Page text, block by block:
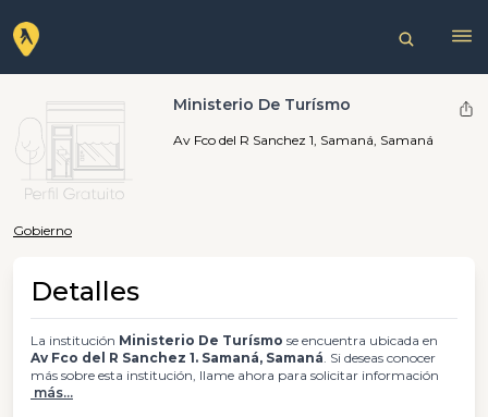
Ministerio De Turísmo
Av Fco del R Sanchez 1, Samaná, Samaná
Gobierno
Detalles
La institución Ministerio De Turísmo se encuentra ubicada en
Av Fco del R Sanchez 1. Samaná, Samaná. Si deseas conocer
más sobre esta institución, llame ahora para solicitar información
más...